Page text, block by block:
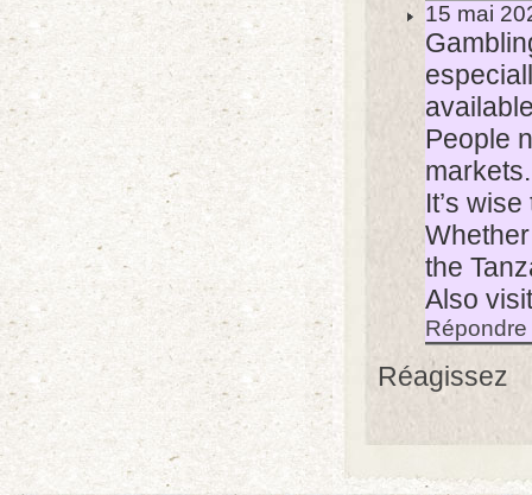
15 mai
People
markets.
It’s
the
Also
Réagissez